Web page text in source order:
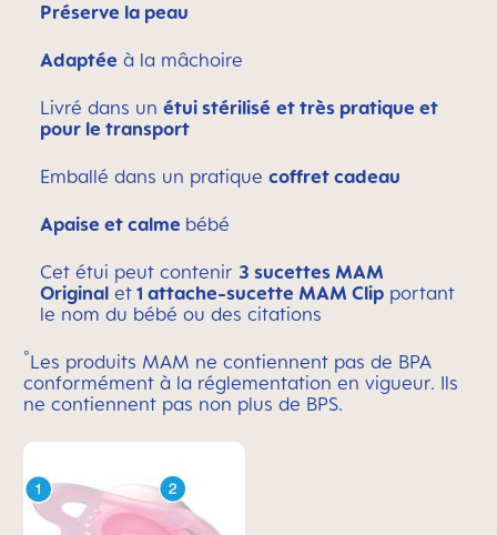
Préserve la peau
Adaptée à la mâchoire
Livré dans un étui stérilisé et très pratique et
pour le transport
Emballé dans un pratique coffret cadeau
Apaise et calme bébé
Cet étui peut contenir 3 sucettes MAM
Original et 1 attache-sucette MAM Clip portant
le nom du bébé ou des citations
°Les produits MAM ne contiennent pas de BPA
conformément à la réglementation en vigueur. Ils
ne contiennent pas non plus de BPS.